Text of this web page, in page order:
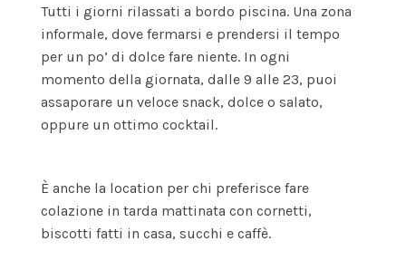
Tutti i giorni rilassati a bordo piscina. Una zona
informale, dove fermarsi e prendersi il tempo
per un po’ di dolce fare niente. In ogni
momento della giornata, dalle 9 alle 23, puoi
assaporare un veloce snack, dolce o salato,
oppure un ottimo cocktail.
È anche la location per chi preferisce fare
colazione in tarda mattinata con cornetti,
biscotti fatti in casa, succhi e caffè.